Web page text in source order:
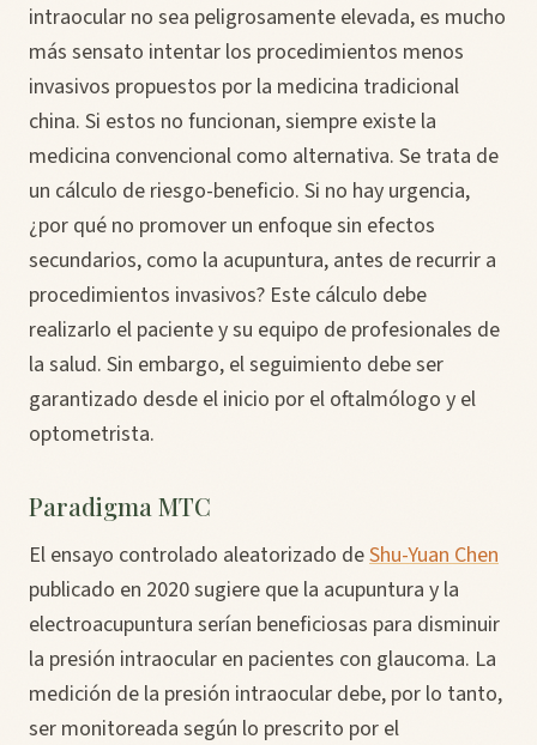
intraocular no sea peligrosamente elevada, es mucho
más sensato intentar los procedimientos menos
invasivos propuestos por la medicina tradicional
china. Si estos no funcionan, siempre existe la
medicina convencional como alternativa. Se trata de
un cálculo de riesgo-beneficio. Si no hay urgencia,
¿por qué no promover un enfoque sin efectos
secundarios, como la acupuntura, antes de recurrir a
procedimientos invasivos? Este cálculo debe
realizarlo el paciente y su equipo de profesionales de
la salud. Sin embargo, el seguimiento debe ser
garantizado desde el inicio por el oftalmólogo y el
optometrista.
Paradigma MTC
El ensayo controlado aleatorizado deShu-Yuan Chen
publicado en 2020 sugiere que la acupuntura y la
electroacupuntura serían beneficiosas para disminuir
la presión intraocular en pacientes con glaucoma. La
medición de la presión intraocular debe, por lo tanto,
ser monitoreada según lo prescrito por el